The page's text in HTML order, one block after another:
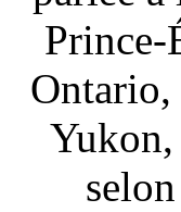
Prince-